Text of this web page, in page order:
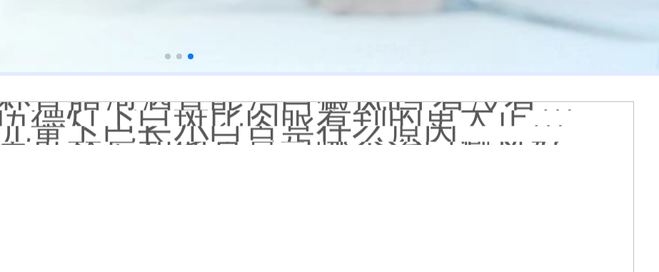
大面积白斑做全身仓光疗怎么样
美国进口308激光照白癜风一个光斑大概费用多少
小孩膝盖上有白色的点点摸着光滑怎么回事
骨脂泡酒真能治白癜风吗 有没有副作用
德灯下白斑比肉眼看到的更大正常吗
童下巴长小白点是什么原因
可替尼和他克莫司哪个治白癜风好
肤ct检测白斑对治疗有什么作用
白斑摸着光滑边界清晰有可能是哪种皮肤病